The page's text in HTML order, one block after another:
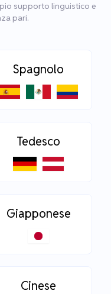
supporto linguistico e
pari.
Spagnolo
Tedesco
Giapponese
Cinese